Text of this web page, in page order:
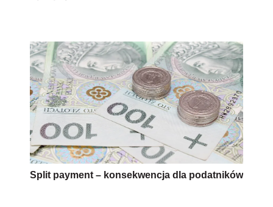
Split payment – konsekwencja dla podatników